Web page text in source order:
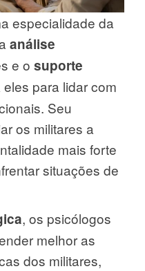
especialidade da
análise
e o suporte
para lidar com
Seu
os militares a
mais forte
situações de
, os psicólogos
melhor as
dos militares,